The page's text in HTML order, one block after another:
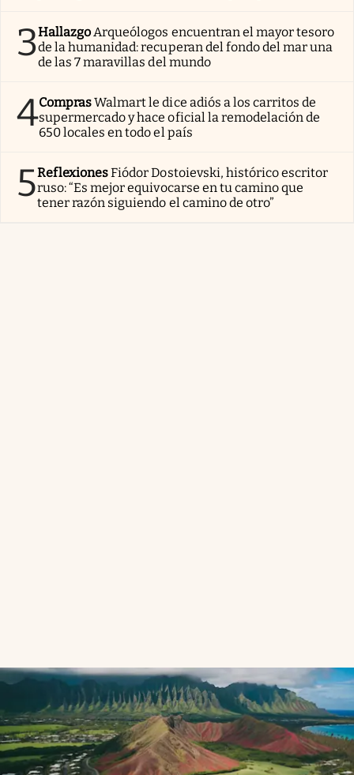
3HallazgoArqueólogos encuentran el mayor tesoro
de la humanidad: recuperan del fondo del mar una
de las 7 maravillas del mundo
4ComprasWalmart le dice adiós a los carritos de
supermercado y hace oficial la remodelación de
650 locales en todo el país
5ReflexionesFiódor Dostoievski, histórico escritor
ruso: “Es mejor equivocarse en tu camino que
tener razón siguiendo el camino de otro”